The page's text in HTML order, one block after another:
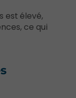
est élevé,
ce qui